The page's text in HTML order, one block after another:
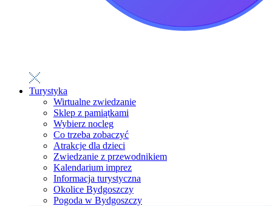
Turystyka
Wirtualne zwiedzanie
Sklep z pamiątkami
Wybierz nocleg
Co trzeba zobaczyć
Atrakcje dla dzieci
Zwiedzanie z przewodnikiem
Kalendarium imprez
Informacja turystyczna
Okolice Bydgoszczy
Pogoda w Bydgoszczy